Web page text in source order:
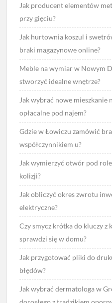
Jak producent elementów
przy gięciu?
Jak hurtownia koszul i
braki magazynowe online?
Meble na wymiar w Nowym
stworzyć idealne wnętrze?
Jak wybrać nowe mieszkanie
opłacalne pod najem?
Gdzie w Łowiczu zamówić
współczynnikiem u?
Jak wymierzyć otwór pod
kolizji?
Jak obliczyć okres zwrotu
elektryczne?
Czy smycz krótka do kluczy z
sprawdzi się w domu?
Jak przygotować pliki do
błędów?
Jak wybrać dermatologa w